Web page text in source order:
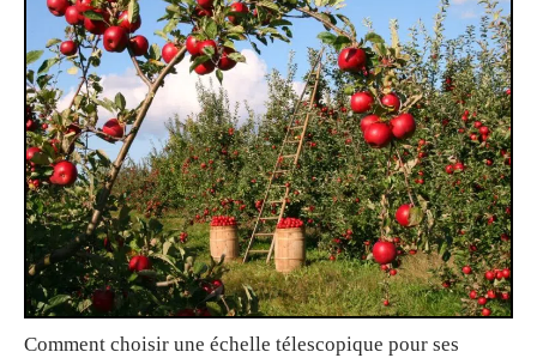
Comment choisir une échelle télescopique pour ses